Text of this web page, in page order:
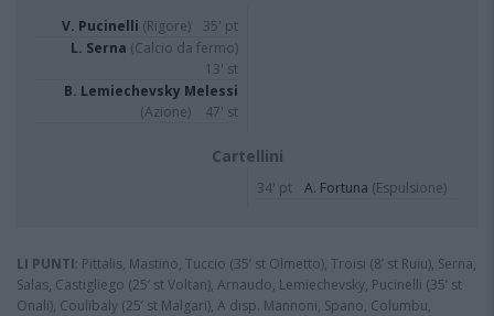
V. Pucinelli (Rigore)
35' pt
L. Serna (Calcio da fermo)
13' st
B. Lemiechevsky Melessi
(Azione)
47' st
Cartellini
34' pt A. Fortuna (Espulsione)
LI PUNTI: Pittalis, Mastino, Tuccio (35’ st Olmetto), Troisi (8’ st Ruiu), Serna,
Salas, Castigliego (25’ st Voltan), Arnaudo, Lemiechevsky, Pucinelli (35’ st
Onali), Coulibaly (25’ st Malgari), A disp. Mannoni, Spano, Columbu,